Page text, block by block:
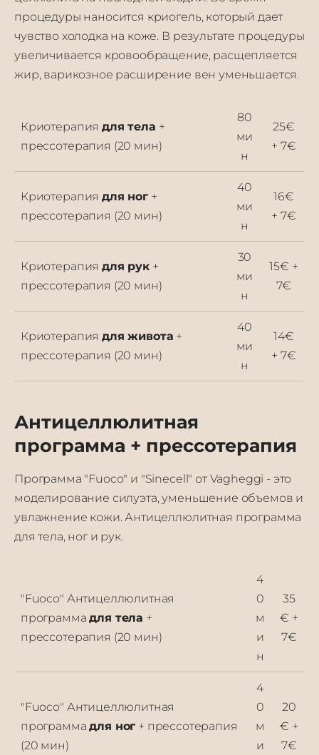
процедуры наносится криогель, который дает
чувство холодка на коже. В результате процедуры
увеличивается кровообращение, расщепляется
жир, варикозное расширение вен уменьшается.
Криотерапиядля тела +
прессотерапия (20 мин)
80
ми
н
25€
+ 7€
Криотерапиядля ног+
прессотерапия (20 мин)
40
ми
н
16€
+ 7€
Криотерапиядля рук+
прессотерапия (20 мин)
30
ми
н
15€ +
7€
Криотерапиядля живота +
прессотерапия (20 мин)
40
ми
н
14€
+ 7€
Антицеллюлитная
программа + прессотерапия
Программа "Fuoco" и "Sinecell" от Vagheggi - это
моделирование силуэта, уменьшение объемов и
увлажнение кожи. Антицеллюлитная программа
для тела, ног и рук.
"Fuoco" Антицеллюлитная
программадля тела +
прессотерапия (20 мин)
4
0
м
и
н
35
€ +
7€
"Fuoco" Антицеллюлитная
программа для ног + прессотерапия
(20 мин)
4
0
м
и
20
€ +
7€